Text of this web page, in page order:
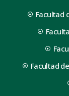
Facultad
Facultad